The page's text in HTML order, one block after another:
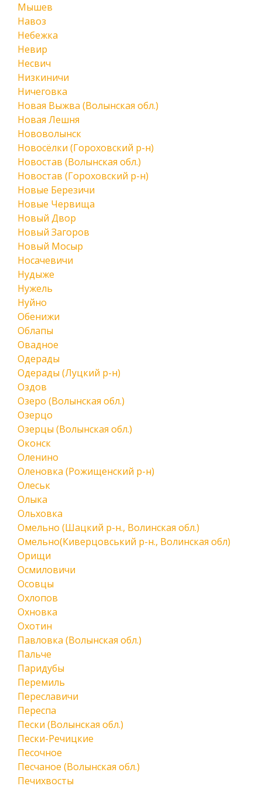
Мышев
Навоз
Небежка
Невир
Несвич
Низкиничи
Ничеговка
Новая Выжва (Волынская обл.)
Новая Лешня
Нововолынск
Новосёлки (Гороховский р-н)
Новостав (Волынская обл.)
Новостав (Гороховский р-н)
Новые Березичи
Новые Червища
Новый Двор
Новый Загоров
Новый Мосыр
Носачевичи
Нудыже
Нужель
Нуйно
Обенижи
Облапы
Овадное
Одерады
Одерады (Луцкий р-н)
Оздов
Озеро (Волынская обл.)
Озерцо
Озерцы (Волынская обл.)
Оконск
Оленино
Оленовка (Рожищенский р-н)
Олеськ
Олыка
Ольховка
Омельно (Шацкий р-н., Волинская обл.)
Омельно(Киверцовський р-н., Волинская обл)
Орищи
Осмиловичи
Осовцы
Охлопов
Охновка
Охотин
Павловка (Волынская обл.)
Пальче
Паридубы
Перемиль
Переславичи
Переспа
Пески (Волынская обл.)
Пески-Речицкие
Песочное
Песчаное (Волынская обл.)
Печихвосты